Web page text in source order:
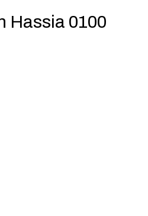
Hassia 0100